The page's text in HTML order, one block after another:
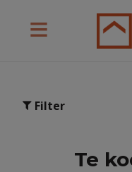
Filter
Te